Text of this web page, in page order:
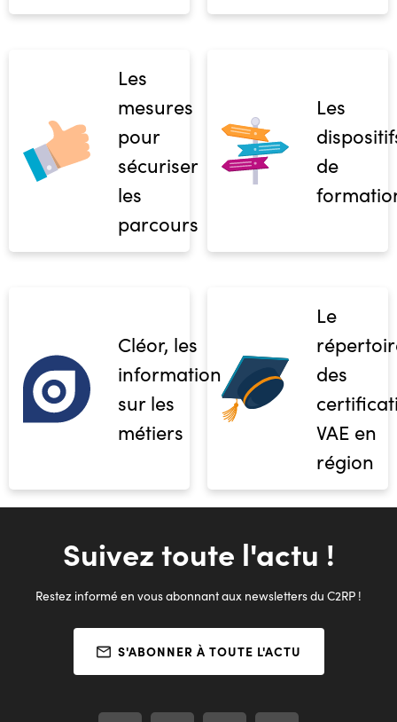
Les
mesures
pour
sécuriser
les
parcours
Les
de
Cléor, les
informations
sur les
métiers
Le
des
VAE en
région
Suivez toute l'actu !
Restez informé en vous abonnant aux newsletters du C2RP !
S'ABONNER À TOUTE L'ACTU